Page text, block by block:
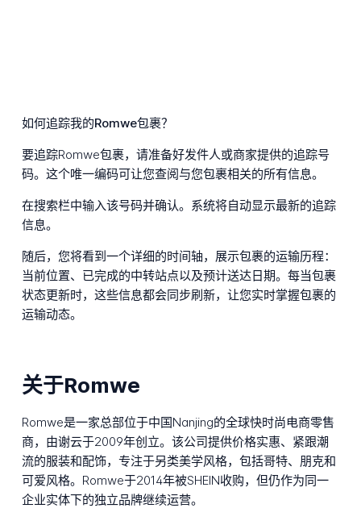
如何追踪我的Romwe包裹？
要追踪Romwe包裹，请准备好发件人或商家提供的追踪号
码。这个唯一编码可让您查阅与您包裹相关的所有信息。
在搜索栏中输入该号码并确认。系统将自动显示最新的追踪
信息。
随后，您将看到一个详细的时间轴，展示包裹的运输历程：
当前位置、已完成的中转站点以及预计送达日期。每当包裹
状态更新时，这些信息都会同步刷新，让您实时掌握包裹的
运输动态。
关于Romwe
Romwe是一家总部位于中国Nanjing的全球快时尚电商零售
商，由谢云于2009年创立。该公司提供价格实惠、紧跟潮
流的服装和配饰，专注于另类美学风格，包括哥特、朋克和
可爱风格。Romwe于2014年被SHEIN收购，但仍作为同一
企业实体下的独立品牌继续运营。